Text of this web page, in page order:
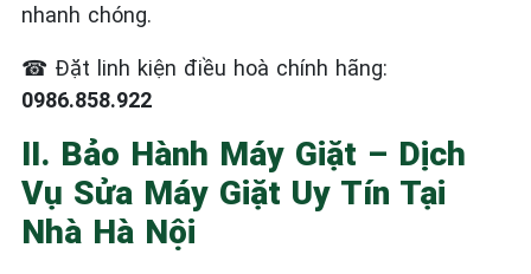
nhanh chóng.
☎ Đặt linh kiện điều hoà chính hãng:
0986.858.922
II. Bảo Hành Máy Giặt – Dịch
Vụ Sửa Máy Giặt Uy Tín Tại
Nhà Hà Nội